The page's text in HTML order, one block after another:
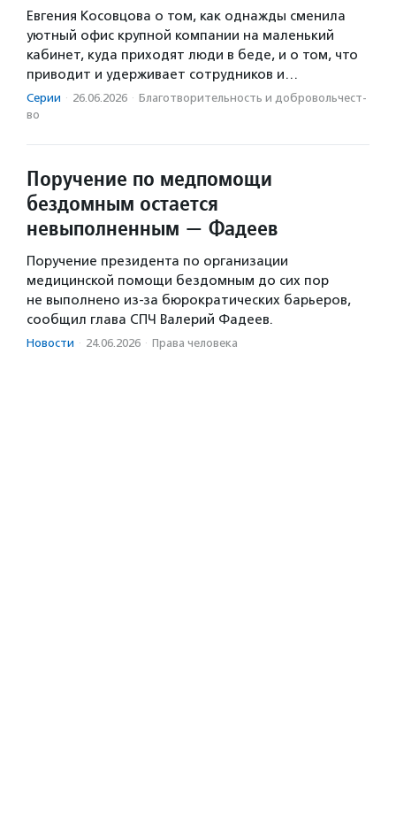
Евгения Косовцова о том, как однажды сменила
уютный офис крупной компании на маленький
кабинет, куда приходят люди в беде, и о том, что
приводит и удерживает сотрудников и…
Серии · 26.06.2026 · Благотвори­тель­ность и доброволь­чест­
во
Поручение по медпомощи
бездомным остается
невыполненным — Фадеев
Поручение президента по организации
медицинской помощи бездомным до сих пор
не выполнено из-за бюрократических барьеров,
сообщил глава СПЧ Валерий Фадеев.
Новости · 24.06.2026 · Права человека